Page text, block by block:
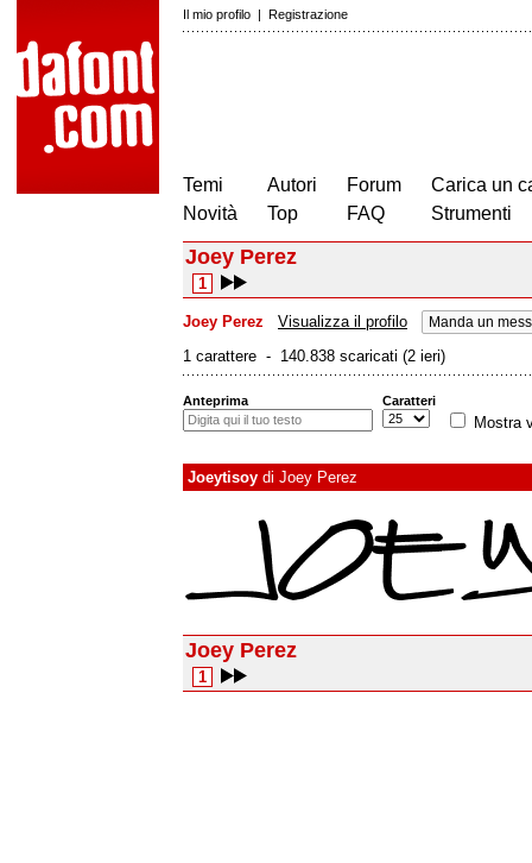
Il mio profilo | Registrazione
Temi
Novità
Autori
Top
Forum
FAQ
Carica un
Strumenti
Joey Perez
1
Joey Perez Visualizza il profilo Manda un
1 carattere - 140.838 scaricati (2 ieri)
Anteprima Caratteri
Mostra
Joeytisoy di Joey Perez
Joey Perez
1